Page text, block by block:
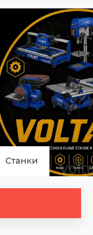
Станки